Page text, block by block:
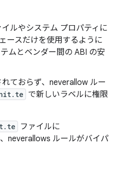
ルやシステム プロパティに
ースだけを使用するように
ムとベンダー間の ABI の安
ておらず、neverallow ルー
で新しいラベルに権限
ファイルに
neverallows ルールがバイパ